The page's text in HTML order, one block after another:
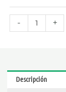
-
10ML
NEOVAP
+
Descripción